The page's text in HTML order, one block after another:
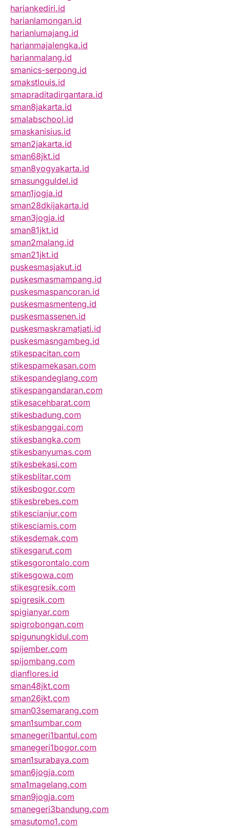
hariankediri.id
harianlamongan.id
harianlumajang.id
harianmajalengka.id
harianmalang.id
smanics-serpong.id
smakstlouis.id
smapraditadirgantara.id
sman8jakarta.id
smalabschool.id
smaskanisius.id
sman2jakarta.id
sman68jkt.id
sman8yogyakarta.id
smasungguldel.id
sman1jogja.id
sman28dkijakarta.id
sman3jogja.id
sman81jkt.id
sman2malang.id
sman21jkt.id
puskesmasjakut.id
puskesmasmampang.id
puskesmaspancoran.id
puskesmasmenteng.id
puskesmassenen.id
puskesmaskramatjati.id
puskesmasngambeg.id
stikespacitan.com
stikespamekasan.com
stikespandeglang.com
stikespangandaran.com
stikesacehbarat.com
stikesbadung.com
stikesbanggai.com
stikesbangka.com
stikesbanyumas.com
stikesbekasi.com
stikesblitar.com
stikesbogor.com
stikesbrebes.com
stikescianjur.com
stikesciamis.com
stikesdemak.com
stikesgarut.com
stikesgorontalo.com
stikesgowa.com
stikesgresik.com
spigresik.com
spigianyar.com
spigrobongan.com
spigunungkidul.com
spijember.com
spijombang.com
dianflores.id
sman48jkt.com
sman26jkt.com
sman03semarang.com
sman1sumbar.com
smanegeri1bantul.com
smanegeri1bogor.com
sman1surabaya.com
sman6jogja.com
sma1magelang.com
sman9jogja.com
smanegeri3bandung.com
smasutomo1.com